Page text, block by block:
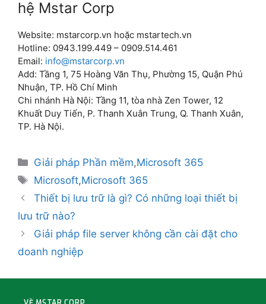
hệ Mstar Corp
Website: mstarcorp.vn hoặc mstartech.vn
Hotline: ‭0943.199.449 – ‭0909.514.461
Email: info@mstarcorp.vn
Add: Tầng 1, 75 Hoàng Văn Thụ, Phường 15, Quận Phú
Nhuận, TP. Hồ Chí Minh
Chi nhánh Hà Nội: Tầng 11, tòa nhà Zen Tower, 12
Khuất Duy Tiến, P. Thanh Xuân Trung, Q. Thanh Xuân,
TP. Hà Nội.
Giải pháp Phần mềm,Microsoft 365
Microsoft,Microsoft 365
Thiết bị lưu trữ là gì? Có những loại thiết bị
lưu trữ nào?
Giải pháp file server không cần cài đặt cho
doanh nghiệp